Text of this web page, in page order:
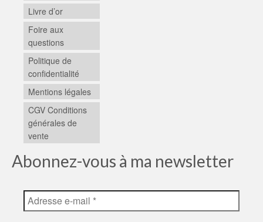
Livre d’or
Foire aux
questions
Politique de
confidentialité
Mentions légales
CGV Conditions
générales de
vente
Abonnez-vous à ma newsletter